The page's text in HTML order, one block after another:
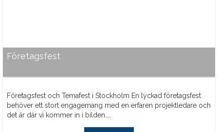
Företagsfest
Företagsfest och Temafest i Stockholm En lyckad företagsfest
behöver ett stort engagemang med en erfaren projektledare och
det är där vi kommer in i bilden....